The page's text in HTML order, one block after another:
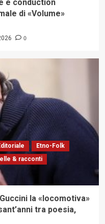
e conduction
di «Volume»
0
Etno-Folk
& racconti
la «locomotiva»
tra poesia,